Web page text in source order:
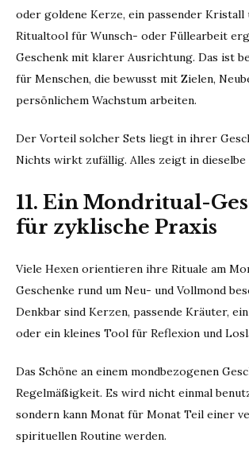
oder goldene Kerze, ein passender Kristall
Ritualtool für Wunsch- oder Füllearbeit
Geschenk mit klarer Ausrichtung. Das ist
für Menschen, die bewusst mit Zielen,
persönlichem Wachstum arbeiten.
Der Vorteil solcher Sets liegt in ihrer
Nichts wirkt zufällig. Alles zeigt in dieselbe
11. Ein Mondritual-
für zyklische Praxis
Viele Hexen orientieren ihre Rituale am
Geschenke rund um Neu- und Vollmond
Denkbar sind Kerzen, passende Kräuter,
oder ein kleines Tool für Reflexion und
Das Schöne an einem mondbezogenen
Regelmäßigkeit. Es wird nicht einmal
sondern kann Monat für Monat Teil einer
spirituellen Routine werden.